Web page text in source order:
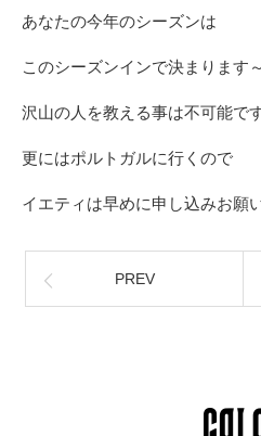
あなたの今年のシーズンは
このシーズンインで決まります
沢山の人を教える事は不可能で
更にはポルトガルに行くので
イエティは早めに申し込みお願
PREV